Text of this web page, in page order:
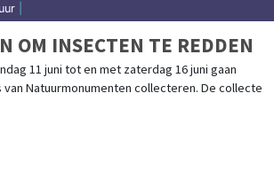
OM INSECTEN TE REDDEN
11 juni tot en met zaterdag 16 juni gaan
Natuurmonumenten collecteren. De collecte